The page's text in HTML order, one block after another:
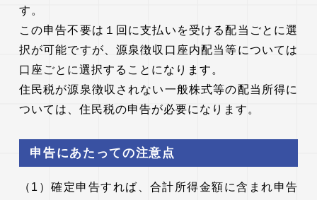
す。
この申告不要は１回に支払いを受ける配当ごとに選
択が可能ですが、源泉徴収口座内配当等については
口座ごとに選択することになります。
住民税が源泉徴収されない一般株式等の配当所得に
ついては、住民税の申告が必要になります。
申告にあたっての注意点
（1）確定申告すれば、合計所得金額に含まれ申告